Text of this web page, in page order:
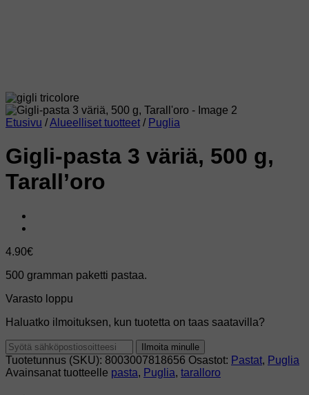
Etusivu /Alueelliset tuotteet / Puglia
Gigli-pasta 3 väriä, 500 g,
Tarall’oro
4.90€
500 gramman paketti pastaa.
Varasto loppu
Haluatko ilmoituksen, kun tuotetta on taas saatavilla?
Ilmoita minulle
Tuotetunnus (SKU): 8003007818656 Osastot: Pastat, Puglia
Avainsanat tuotteelle pasta, Puglia, taralloro